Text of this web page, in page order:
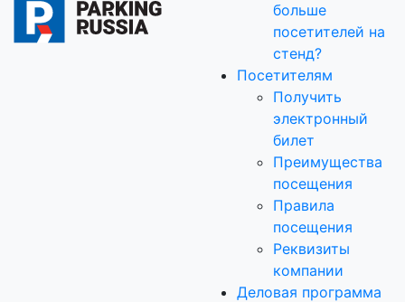
больше
посетителей на
стенд?
Посетителям
Получить
электронный
билет
Преимущества
посещения
Правила
посещения
Реквизиты
компании
Деловая программа